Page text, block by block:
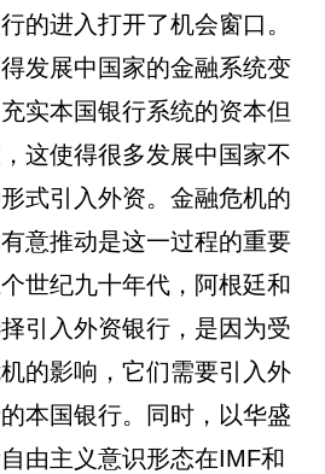
的进入打开了机会窗口。
发展中国家的金融系统变
实本国银行系统的资本但
这使得很多发展中国家不
式引入外资。金融危机的
意推动是这一过程的重要
世纪九十年代，阿根廷和
引入外资银行，是因为受
的影响，它们需要引入外
本国银行。同时，以华盛
由主义意识形态在IMF和